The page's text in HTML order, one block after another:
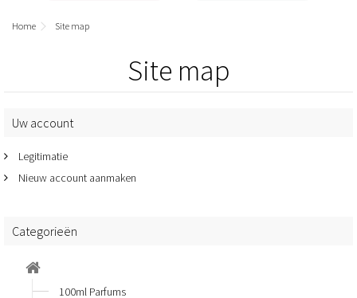
ESSENTIAL COSMETICS
THE NICHE COLLECTION
THE NICHE COLLECTION
Home Site map
Site map
Uw account
Legitimatie
Nieuw account aanmaken
Categorieën
100ml Parfums